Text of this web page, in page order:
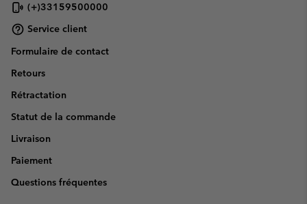
(+)33159500000
Service client
Formulaire de contact
Retours
Rétractation
Statut de la commande
Livraison
Paiement
Questions fréquentes